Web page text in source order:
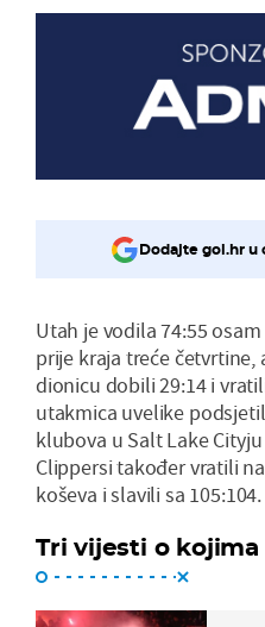
Dodajte gol.hr
Utah je vodila 74:55
prije kraja treće četvrtine,
dionicu dobili 29:14 i
utakmica uvelike
klubova u Salt Lake
Clippersi također vratili
koševa i slavili sa 105:104.
Tri vijesti o kojima